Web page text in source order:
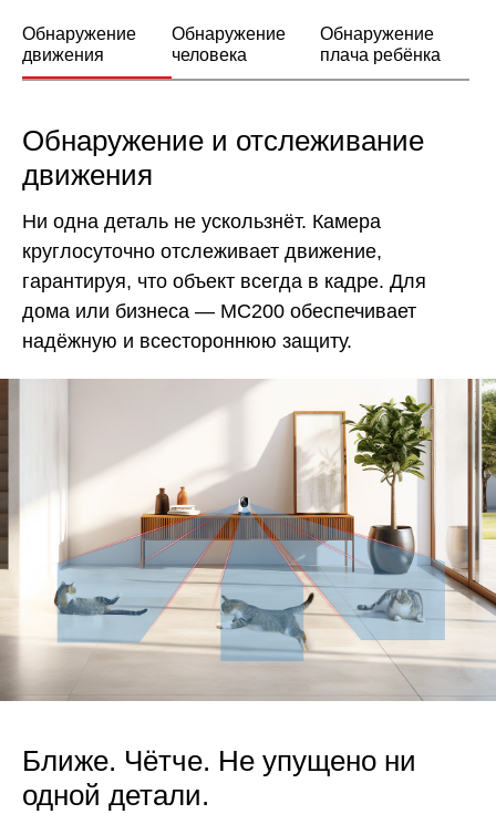
Обнаружение
движения
Обнаружение
человека
Обнаружение
плача ребёнка
Обнаружение и отслеживание
движения
Ни одна деталь не ускользнёт. Камера
круглосуточно отслеживает движение,
гарантируя, что объект всегда в кадре. Для
дома или бизнеса — MC200 обеспечивает
надёжную и всестороннюю защиту.
Ближе. Чётче. Не упущено ни
одной детали.